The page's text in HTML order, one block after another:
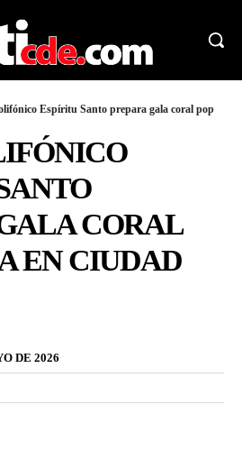
Espíritu Santo prepara gala coral pop
CORAL
EN CIUDAD
DE 2026